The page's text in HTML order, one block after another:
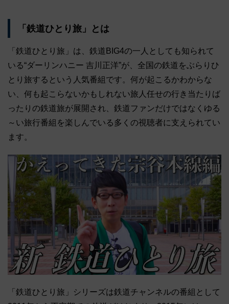
「鉄道ひとり旅」とは
「鉄道ひとり旅」は、鉄道BIG4の一人としても知られて
いる“ダーリンハニー 吉川正洋”が、全国の鉄道をぶらりひ
とり旅するという人気番組です。何が起こるかわからな
い、何も起こらないかもしれない旅人任せの行き当たりば
ったりの鉄道旅が展開され、鉄道ファンだけではなくゆる
～い旅行番組を楽しんでいる多くの視聴者に支えられてい
ます。
「鉄道ひとり旅」シリーズは鉄道チャンネルの番組として